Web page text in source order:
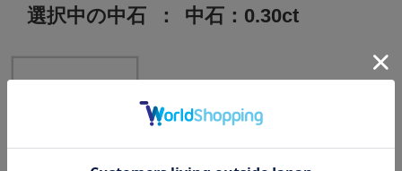
選択中の中石 ： 中石：0.30ct